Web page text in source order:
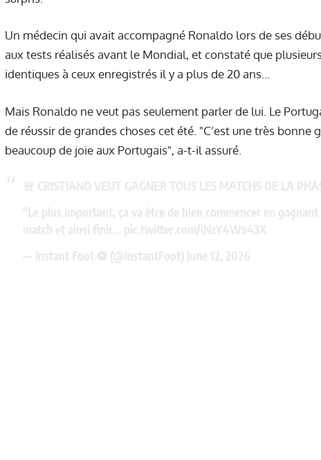
Un médecin qui avait accompagné Ronaldo lors de ses
aux tests réalisés avant le Mondial, et constaté que
identiques à ceux enregistrés il y a plus de 20 ans…
Mais Ronaldo ne veut pas seulement parler de lui. Le
de réussir de grandes choses cet été. "C’est une très
beaucoup de joie aux Portugais", a-t-il assuré.